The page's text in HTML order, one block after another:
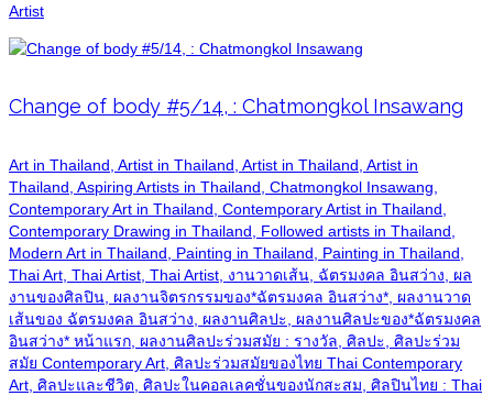
Artist
Change of body #5/14, : Chatmongkol Insawang
Art in Thailand, Artist in Thailand, Artist in Thailand, Artist in
Thailand, Aspiring Artists in Thailand, Chatmongkol Insawang,
Contemporary Art in Thailand, Contemporary Artist in Thailand,
Contemporary Drawing in Thailand, Followed artists in Thailand,
Modern Art in Thailand, Painting in Thailand, Painting in Thailand,
Thai Art, Thai Artist, Thai Artist, งานวาดเส้น, ฉัตรมงคล อินสว่าง, ผล
งานของศิลปิน, ผลงานจิตรกรรมของ*ฉัตรมงคล อินสว่าง*, ผลงานวาด
เส้นของ ฉัตรมงคล อินสว่าง, ผลงานศิลปะ, ผลงานศิลปะของ*ฉัตรมงคล
อินสว่าง* หน้าแรก, ผลงานศิลปะร่วมสมัย : รางวัล, ศิลปะ, ศิลปะร่วม
สมัย Contemporary Art, ศิลปะร่วมสมัยของไทย Thai Contemporary
Art, ศิลปะและชีวิต, ศิลปะในคอลเลคชั่นของนักสะสม, ศิลปินไทย : Thai